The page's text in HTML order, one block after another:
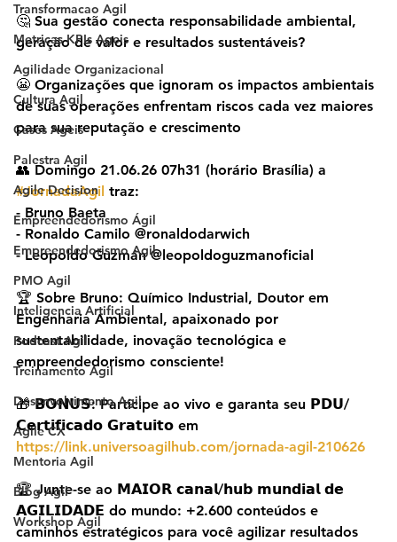
Transformacao Agil
Metricas KPIs Ageis
Agilidade Organizacional
Cultura Agil
Cases Ageis
Palestra Agil
Agile Decision
Empreendedorismo Ágil
Empreendedorismo Agil
PMO Agil
Inteligencia Artificial
Podcast Agil
Treinamento Agil
Desenvolvimento Agil
Agile CX
Mentoria Agil
Blog Agil
Workshop Agil
🤔 Sua gestão conecta responsabilidade ambiental,
geração de valor e resultados sustentáveis?
😬 Organizações que ignoram os impactos ambientais
de suas operações enfrentam riscos cada vez maiores
para sua reputação e crescimento
👥 Domingo 21.06.26 07h31 (horário Brasília) a
#JornadaAgil traz:
- Bruno Baeta
- Ronaldo Camilo @‌ronaldodarwich
- Leopoldo Guzmán @‌leopoldoguzmanoficial
🏆 Sobre Bruno: Químico Industrial, Doutor em
Engenharia Ambiental, apaixonado por
sustentabilidade, inovação tecnológica e
empreendedorismo consciente!
🎁 𝗕𝗢𝗡𝗨𝗦: Participe ao vivo e garanta seu 𝗣𝗗𝗨/
𝗖𝗲𝗿𝘁𝗶𝗳𝗶𝗰𝗮𝗱𝗼 𝗚𝗿𝗮𝘁𝘂𝗶𝘁𝗼 em
https://link.universoagilhub.com/jornada-agil-210626
🏆 Junte-se ao 𝗠𝗔𝗜𝗢𝗥 𝗰𝗮𝗻𝗮𝗹/𝗵𝘂𝗯 𝗺𝘂𝗻𝗱𝗶𝗮𝗹 𝗱𝗲
𝗔𝗚𝗜𝗟𝗜𝗗𝗔𝗗𝗘 do mundo: +2.600 conteúdos e
caminhos estratégicos para você agilizar resultados